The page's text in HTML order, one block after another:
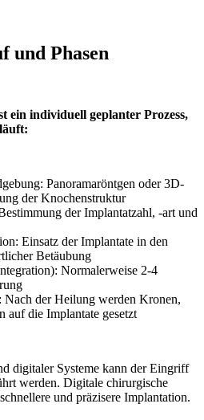
und Phasen
ein individuell geplanter Prozess,
Panoramaröntgen oder 3D-
der Knochenstruktur
der Implantatzahl, -art und
Einsatz der Implantate in den
Betäubung
Normalerweise 2-4
Nach der Heilung werden Kronen,
auf die Implantate gesetzt
digitaler Systeme kann der Eingriff
werden. Digitale chirurgische
und präzisere Implantation.